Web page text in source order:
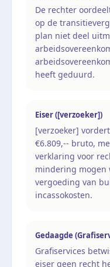
De rechter
op de
plan niet deel
heeft geduurd.
Eiser ([verzoeker])
[verzoeker]
€6.809,-- bruto,
verklaring voor
mindering mogen
vergoeding van
incassokosten.
Gedaagde
Grafiservices
eiser geen recht